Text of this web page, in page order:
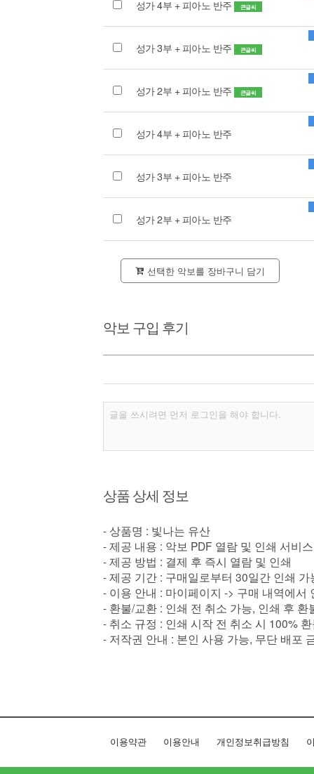
성가 4부 + 피아노 반주 큰글씨
성가 3부 + 피아노 반주 큰글씨
성가 2부 + 피아노 반주 큰글씨
성가 4부 + 피아노 반주
성가 3부 + 피아노 반주
성가 2부 + 피아노 반주
선택한 악보를 장바구니 담기
악보 구입 후기
상품 상세 정보
- 상품명 : 빛나는 유산
- 제공 내용 : 악보 PDF 열람 및 인쇄 서비스
- 제공 방법 : 결제 후 즉시 열람 및 인쇄
- 제공 기간 : 구매일로부터 30일간 인쇄
- 이용 안내 : 마이페이지 -> 구매 내역에서
- 환불/교환 : 인쇄 전 취소 가능, 인쇄 후 환
- 취소 규정 : 인쇄 시작 전 취소 시 100%
- 저작권 안내 : 본인 사용 가능, 무단 배포
이용약관 이용안내 개인정보취급방침